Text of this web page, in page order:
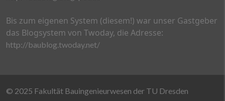
Bis zum eigenen System (diesem!) war unser Gastgeber
das Blogsystem von Twoday, die Adresse:
http://baublog.twoday.net/
© 2025 Fakultät Bauingenieurwesen der TU Dresden